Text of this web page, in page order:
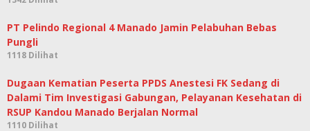
PT Pelindo Regional 4 Manado Jamin Pelabuhan Bebas
Pungli
1118 Dilihat
Dugaan Kematian Peserta PPDS Anestesi FK Sedang di
Dalami Tim Investigasi Gabungan, Pelayanan Kesehatan di
RSUP Kandou Manado Berjalan Normal
1110 Dilihat